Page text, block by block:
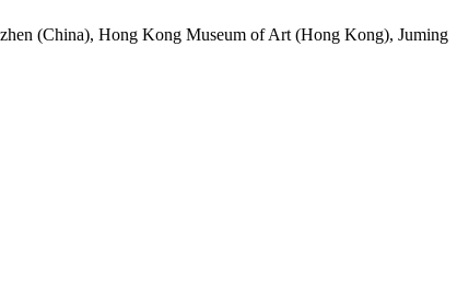
(China), Hong Kong Museum of Art (Hong Kong), Juming